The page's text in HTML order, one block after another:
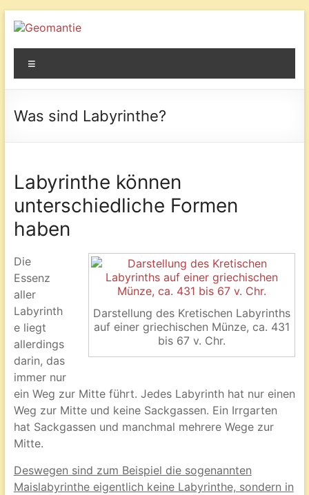
Geomantie
Kraftorte
Wirkung
auf
Was sind Labyrinthe?
Labyrinthe können
unterschiedliche Formen
haben
Darstellung des Kretischen Labyrinths
auf einer griechischen Münze, ca. 431
bis 67 v. Chr.
Die
Essenz
aller
Labyrinth
e liegt
allerdings
darin, das
immer nur
ein Weg zur Mitte führt. Jedes Labyrinth hat nur einen
Weg zur Mitte und keine Sackgassen. Ein Irrgarten
hat Sackgassen und manchmal mehrere Wege zur
Mitte.
Deswegen sind zum Beispiel die sogenannten
Maislabyrinthe eigentlich keine Labyrinthe, sondern in